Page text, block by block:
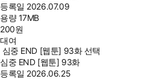
등록일 2026.07.09
용량17MB
200원
대여
심중 END [웹툰] 93화 선택
심중 END [웹툰] 93화
등록일 2026.06.25